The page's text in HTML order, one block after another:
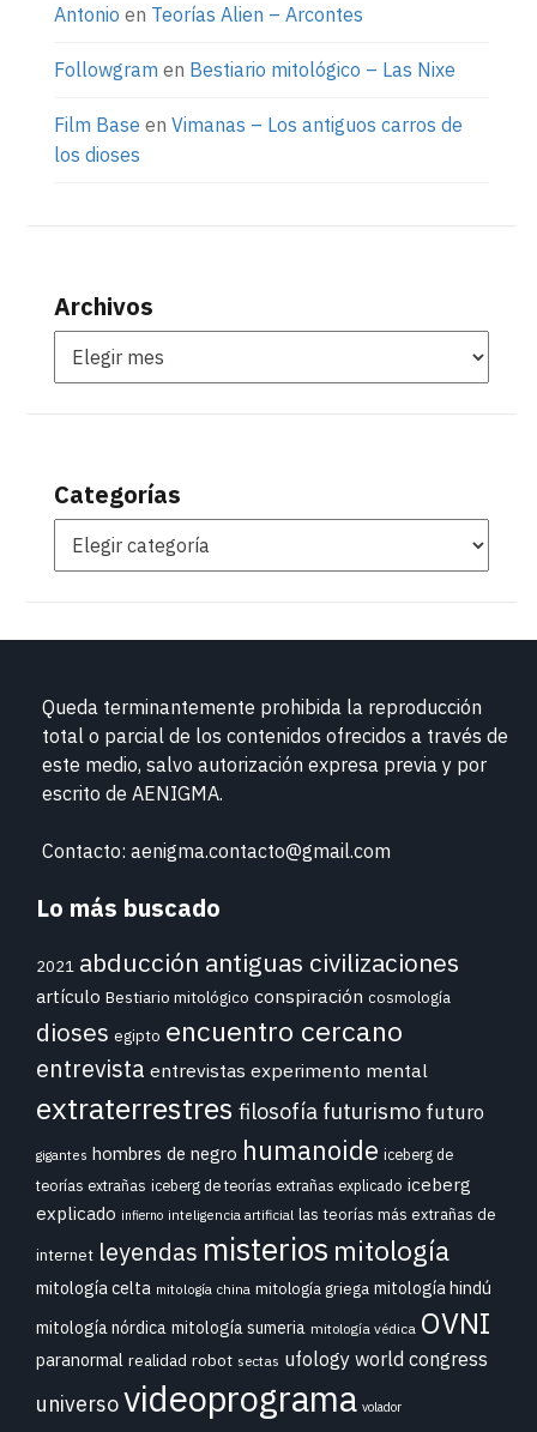
Antonio en Teorías Alien – Arcontes
Followgram en Bestiario mitológico – Las Nixe
Film Base en Vimanas – Los antiguos carros de
los dioses
Archivos
Categorías
Queda terminantemente prohibida la reproducción
total o parcial de los contenidos ofrecidos a través de
este medio, salvo autorización expresa previa y por
escrito de AENIGMA.
Contacto: aenigma.contacto@gmail.com
Lo más buscado
2021 abducción antiguas civilizaciones
artículo Bestiario mitológico conspiración cosmología
dioses egipto encuentro cercano
entrevista entrevistas experimento mental
extraterrestres filosofía futurismo futuro
gigantes hombres de negro humanoide iceberg de
teorías extrañas iceberg de teorías extrañas explicado iceberg
explicado infierno inteligencia artificial las teorías más extrañas de
internet leyendas misterios mitología
mitología celta mitología china mitología griega mitología hindú
mitología nórdica mitología sumeria mitología védica OVNI
paranormal realidad robot sectas ufology world congress
universovideoprograma volador